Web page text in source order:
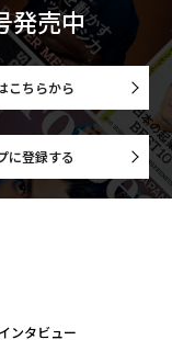
発売中
こちらから
に登録する
ンタビュー